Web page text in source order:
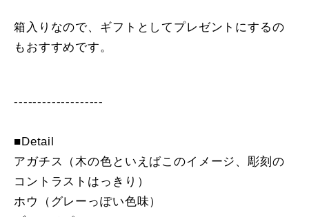
箱入りなので、ギフトとしてプレゼントにするの
もおすすめです。
-------------------
■Detail
アガチス（木の色といえばこのイメージ、彫刻の
コントラストはっきり）
ホウ（グレーっぽい色味）